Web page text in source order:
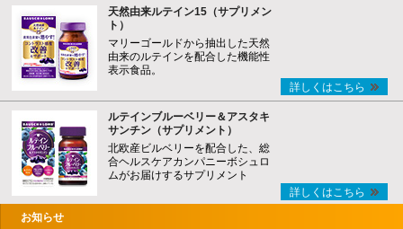
天然由来ルテイン15（サプリメン
ト）
マリーゴールドから抽出した天然
由来のルテインを配合した機能性
表示食品。
詳しくはこちら
ルテインブルーベリー＆アスタキ
サンチン（サプリメント）
北欧産ビルベリーを配合した、総
合ヘルスケアカンパニーボシュロ
ムがお届けするサプリメント
詳しくはこちら
お知らせ